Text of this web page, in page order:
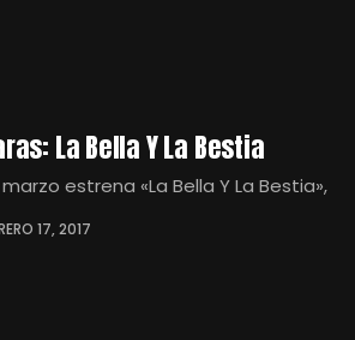
La Bella Y La Bestia
estrena «La Bella Y La Bestia»,
17, 2017